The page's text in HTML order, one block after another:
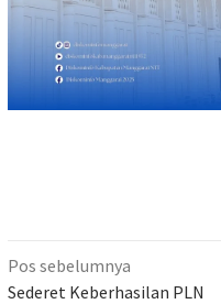
Navigasi
Pos sebelumnya
Sederet Keberhasilan PLN